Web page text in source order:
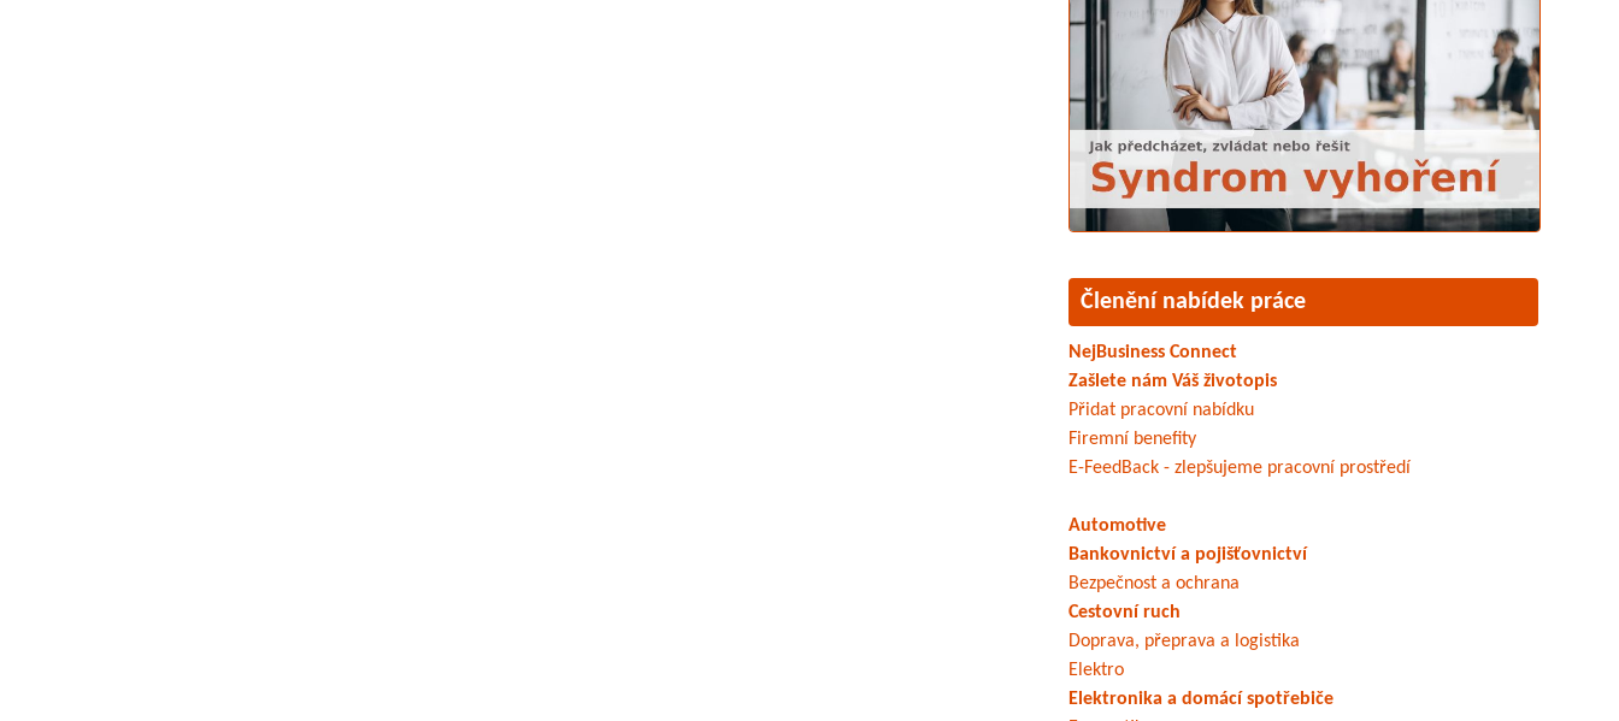
Členění nabídek práce
NejBusiness Connect
Zašlete nám Váš životopis
Přidat pracovní nabídku
Firemní benefity
E-FeedBack - zlepšujeme pracovní prostředí
Automotive
Bankovnictví a pojišťovnictví
Bezpečnost a ochrana
Cestovní ruch
Doprava, přeprava a logistika
Elektro
Elektronika a domácí spotřebiče